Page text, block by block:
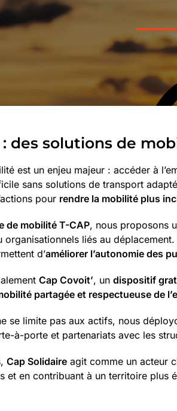
: des solutions de
est un enjeu majeur : accéder à
sans solutions de transport
pour rendre la mobilité plus
de mobilité T-CAP, nous proposons
organisationnels liés au
d’améliorer l’autonomie des
Cap Covoit’, undispositif
partagée et respectueuse de
se limite pas aux actifs, nous
à-porte et partenariats avec les
Cap Solidaire agit comme un acteur
et en contribuant à un territoire plus